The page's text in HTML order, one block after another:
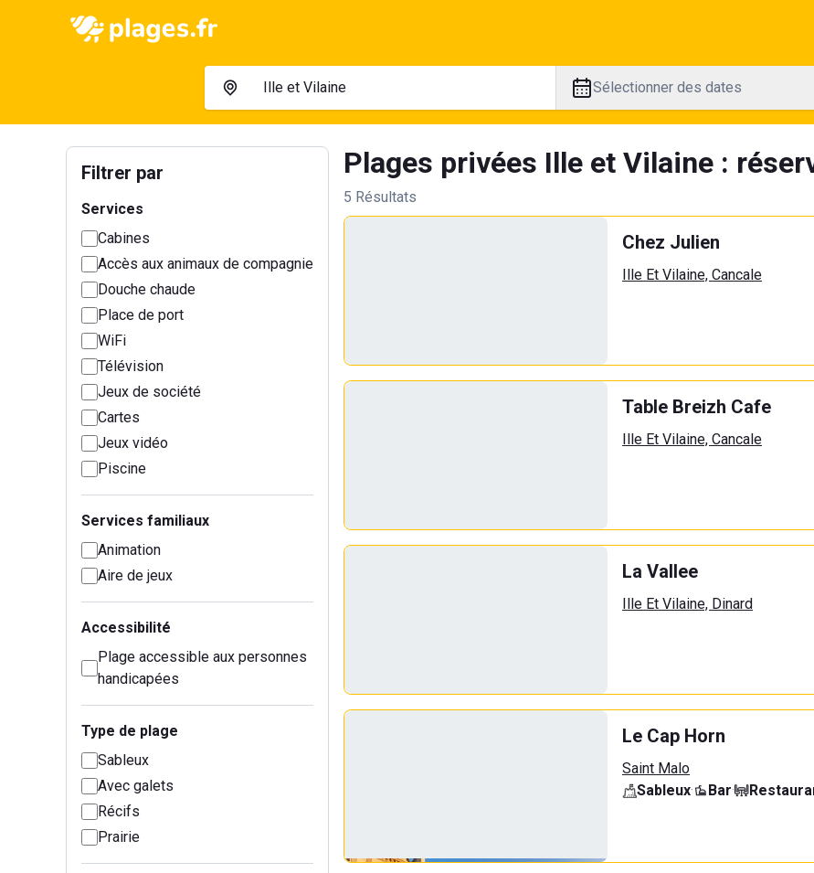
Sélectionner des dates
Filtrer par
Services
Cabines
Accès aux animaux de compagnie
Douche chaude
Place de port
WiFi
Télévision
Jeux de société
Cartes
Jeux vidéo
Piscine
Services familiaux
Animation
Aire de jeux
Accessibilité
Plage accessible aux personnes
handicapées
Type de plage
Sableux
Avec galets
Récifs
Prairie
Plages privées Ille et Vilaine :
5 Résultats
Chez Julien
Ille Et Vilaine, Cancale
Table Breizh Cafe
Ille Et Vilaine, Cancale
La Vallee
Ille Et Vilaine, Dinard
Le Cap Horn
Saint Malo
Sableux· Bar·